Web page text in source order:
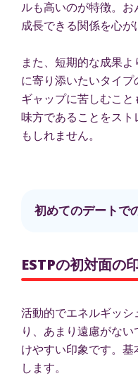
ルも高いのが特徴。
成長できる関係を心が
また、短期的な成果
に寄り添いたいタイ
ギャップに苦しむこ
味方であることをス
もしれません。
初めてのデートで
ESTPの初対面の
活動的でエネルギッ
り、あまり遠慮がな
けやすい印象です。
します。